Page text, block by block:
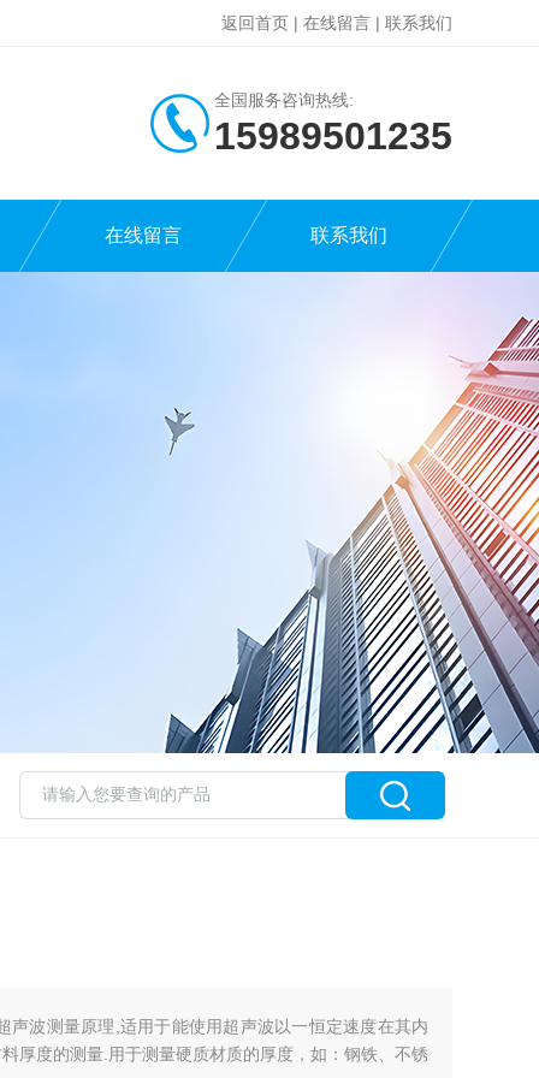
返回首页 | 在线留言 | 联系我们
全国服务咨询热线:
15989501235
在线留言 联系我们
声波测量原理,适用于能使用超声波以一恒定速度在其内
厚度的测量.用于测量硬质材质的厚度，如：钢铁、不锈